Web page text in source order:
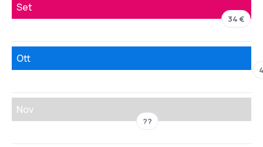
Set
34 €
Ott
Nov
??